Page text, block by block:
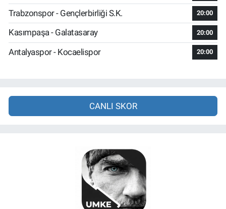
Trabzonspor - Gençlerbirliği S.K. 20:00
Kasımpaşa - Galatasaray 20:00
Antalyaspor - Kocaelispor 20:00
CANLI SKOR